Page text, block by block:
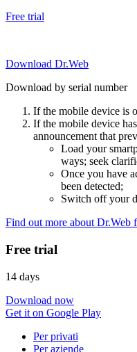
Free trial
Download Dr.Web
Download by serial number
If the mobile device is
If the mobile device
announcement that
Load your
ways; seek
Once you have
been detected;
Switch off your
Find out more about Dr.Web
Free trial
14 days
Download now
Get it on Google Play
Per privati
Per aziende